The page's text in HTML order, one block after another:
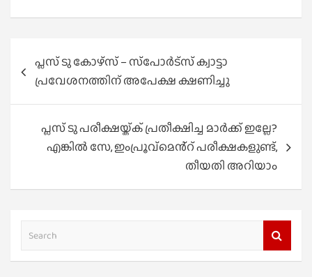
navigation
പ്ലസ് ടു കോഴ്‌സ് – സ്‌പോര്‍ട്സ് ക്വാട്ടാ
പ്രവേശനത്തിന് അപേക്ഷ ക്ഷണിച്ചു
പ്ലസ് ടു പരീക്ഷയ്ക്ക് പ്രതീക്ഷിച്ച മാർക്ക് ഇല്ലേ?
എങ്കിൽ സേ, ഇംപ്രൂവ്മെൻ്റ് പരീക്ഷകളുണ്ട്,
തീയതി അറിയാം
a